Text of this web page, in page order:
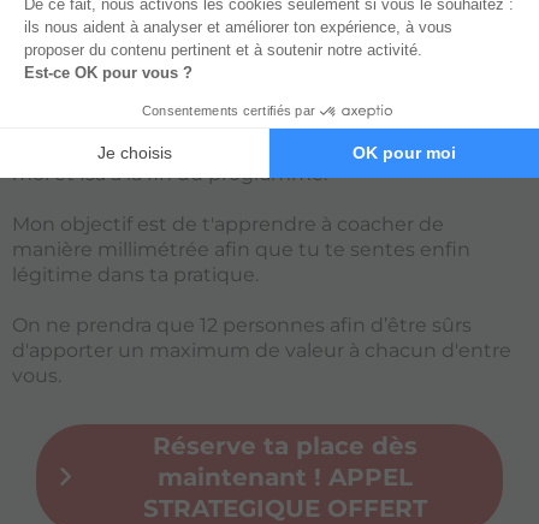
le présentiel qui permet vraiment
d’incarner ce que l’on apprend
le suivi afin de ne lâcher personne dans la
Pour être sûrs que vous ayez la même technicité que
moi et Isa à la fin du programme.
Mon objectif est de t'apprendre à coacher de
manière millimétrée afin que tu te sentes enfin
légitime dans ta pratique.
On ne prendra que 12 personnes afin d’être sûrs
d'apporter un maximum de valeur à chacun d'entre
vous.
Réserve ta place dès
maintenant ! APPEL
STRATEGIQUE OFFERT